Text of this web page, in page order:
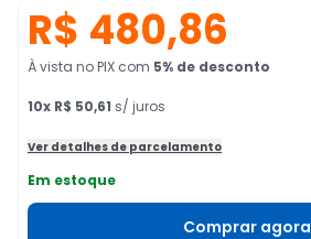
R$ 480,86
À vista no PIX com 5% de desconto
10x R$ 50,61 s/ juros
Ver detalhes de parcelamento
Em estoque
Comprar agora